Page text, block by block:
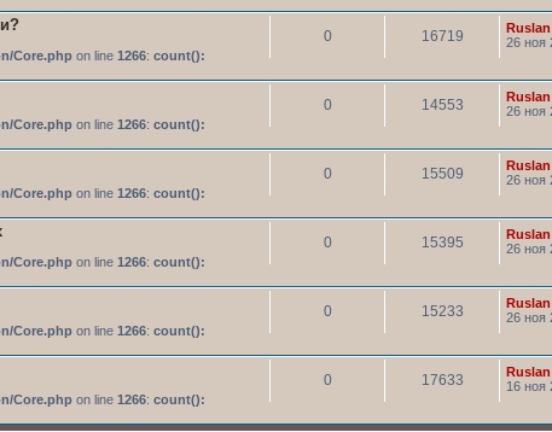
Core.phpon line 1266: count():
0 16719
26 ноя
Core.phpon line 1266: count():
0 14553
26 ноя
Core.phpon line 1266: count():
0 15509
26 ноя
Core.phpon line 1266: count():
0 15395
26 ноя
Core.phpon line 1266: count():
0 15233
26 ноя
Core.phpon line 1266: count():
0 17633
16 ноя